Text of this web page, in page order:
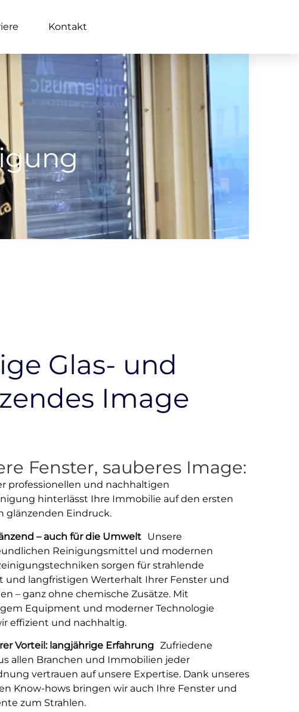
Kontakt
Glas- und
Image
Fenster, sauberes Image:
professionellen und nachhaltigen
hinterlässt Ihre Immobilie auf den ersten
glänzenden Eindruck.
– auch für die Umwelt Unsere
Reinigungsmittel und modernen
sorgen für strahlende
und langfristigen Werterhalt Ihrer Fenster und
– ganz ohne chemische Zusätze. Mit
Equipment und moderner Technologie
effizient und nachhaltig.
Vorteil: langjährige Erfahrung Zufriedene
allen Branchen und Immobilien jeder
vertrauen auf unsere Expertise. Dank unseres
Know-hows bringen wir auch Ihre Fenster und
zum Strahlen.